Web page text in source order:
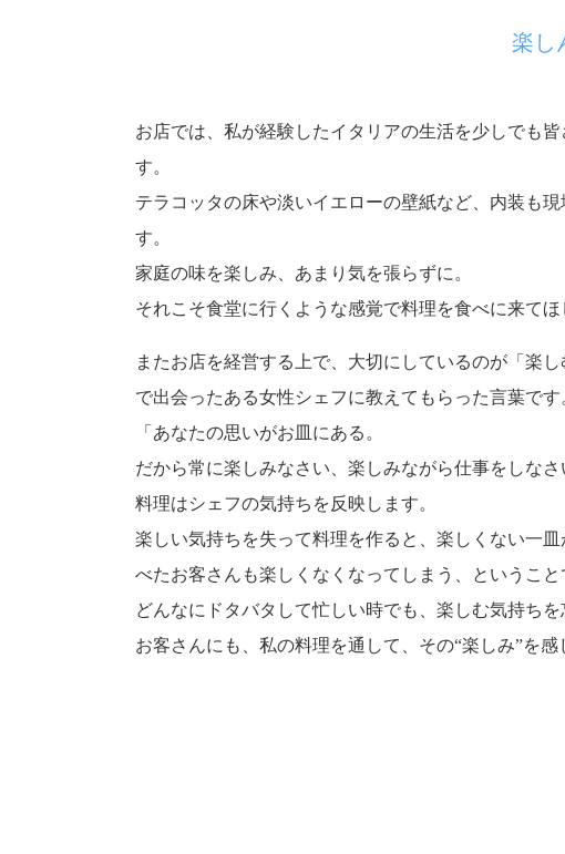
楽し
お店では、私が経験したイタリアの生活を少しでも
す。
テラコッタの床や淡いイエローの壁紙など、内装も
す。
家庭の味を楽しみ、あまり気を張らずに。
それこそ食堂に行くような感覚で料理を食べに来てほ
またお店を経営する上で、大切にしているのが「楽
で出会ったある女性シェフに教えてもらった言葉です
「あなたの思いがお皿にある。
だから常に楽しみなさい、楽しみながら仕事をしなさ
料理はシェフの気持ちを反映します。
楽しい気持ちを失って料理を作ると、楽しくない一
べたお客さんも楽しくなくなってしまう、ということ
どんなにドタバタして忙しい時でも、楽しむ気持ちを
お客さんにも、私の料理を通して、その“楽しみ”を感